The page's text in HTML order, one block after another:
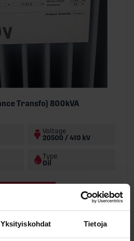
Yksityiskohdat Tietoja
Transfo) 800kVA
Voltage
20500 / 410 kV
Type
Oil